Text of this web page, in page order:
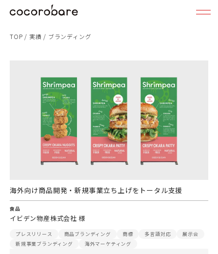
TOP / 実績 / ブランディング
海外向け商品開発・新規事業立ち上げをトータル支援
食品
イビデン物産株式会社 様
プレスリリース 商品ブランディング 商標 多言語対応
展示会
新規事業ブランディング
海外マーケティング